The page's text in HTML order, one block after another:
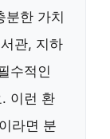
분한 가치
관, 지하
수적인
이런 환
라면 분